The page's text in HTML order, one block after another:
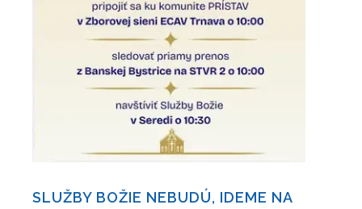
SLUŽBY BOŽIE NEBUDÚ, IDEME NA